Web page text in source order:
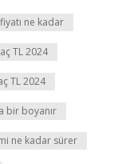
ne kadar
TL 2024
TL 2024
bir boyanır
ne kadar sürer